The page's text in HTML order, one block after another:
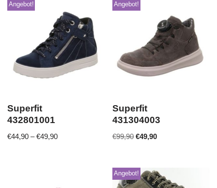
Angebot!
Superfit
432801001
€44,90 –€49,90
Angebot!
Superfit
431304003
€99,90 €49,90
Angebot!